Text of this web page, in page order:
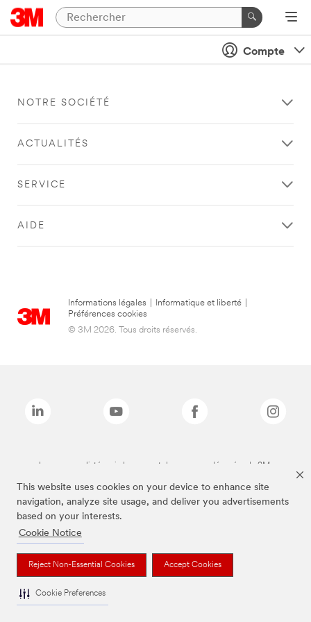
This website uses cookies on your device to enhance site
navigation, analyze site usage, and deliver you advertisements
based on your interests.
Cookie Notice
Reject Non-Essential Cookies Accept Cookies
Cookie Preferences
Compte
NOTRE SOCIÉTÉ
ACTUALITÉS
SERVICE
AIDE
Informations légales Informatique et liberté
Préférences cookies
© 3M 2026. Tous droits réservés.
Les marques listées ci-dessus sont des marques déposées de 3M.